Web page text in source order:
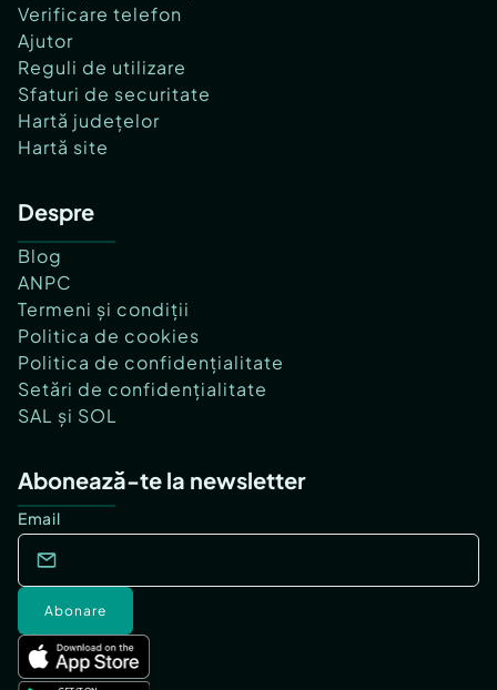
Verificare telefon
Ajutor
Reguli de utilizare
Sfaturi de securitate
Hartă județelor
Hartă site
Despre
Blog
ANPC
Termeni și condiții
Politica de cookies
Politica de confidențialitate
Setări de confidențialitate
SAL și SOL
Abonează-te la newsletter
Email
Abonare